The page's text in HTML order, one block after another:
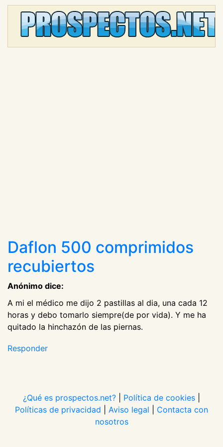
Daflon 500 comprimidos
recubiertos
Anónimo dice:
A mi el médico me dijo 2 pastillas al dia, una cada 12
horas y debo tomarlo siempre(de por vida). Y me ha
quitado la hinchazón de las piernas.
Responder
¿Qué es prospectos.net? Política de cookies
Políticas de privacidad
Aviso legal
Contacta con
nosotros